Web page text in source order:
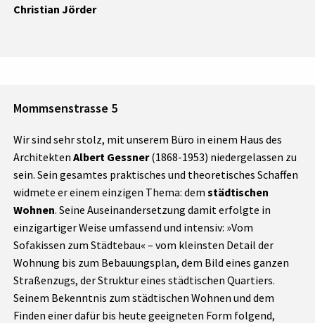
Christian Jörder
Mommsenstrasse 5
Wir sind sehr stolz, mit unserem Büro in einem Haus des
ArchitektenAlbert Gessner(1868-1953) niedergelassen zu
sein. Sein gesamtes praktisches und theoretisches Schaffen
widmete er einem einzigen Thema: demstädtischen
Wohnen. Seine Auseinandersetzung damit erfolgte in
einzigartiger Weise umfassend und intensiv: »Vom
Sofakissen zum Städtebau« – vom kleinsten Detail der
Wohnung bis zum Bebauungsplan, dem Bild eines ganzen
Straßenzugs, der Struktur eines städtischen Quartiers.
Seinem Bekenntnis zum städtischen Wohnen und dem
Finden einer dafür bis heute geeigneten Form folgend,